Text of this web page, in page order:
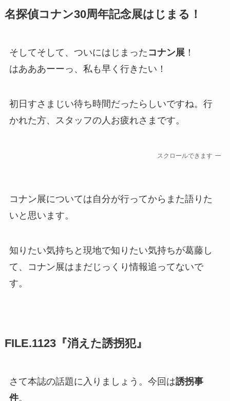
名探偵コナン30周年記念展はじまる！
そしてそして、ついにはじまった コナン展！
はあああーーっ、私も早く行きたい！
初日すさまじい待ち時間だったらしいですね。行
かれた方、スタッフの人お疲れさまです。
スクロールできます
コナン展については自分が行ってからまた語りた
いと思います。
知りたい気持ちと現地で知りたい気持ちが葛藤し
て、コナン展はまだじっくり情報追ってないで
す。
FILE.1123『消えた誘拐犯』
さて本誌の話題に入りましょう。今回は誘拐事
件。